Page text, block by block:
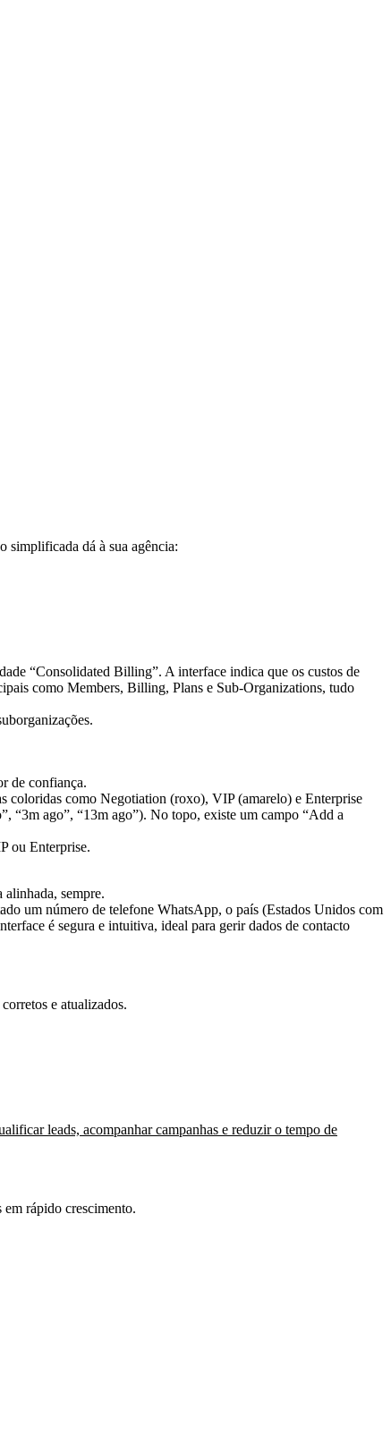
simplificada dá à sua agência:
de confiança.
ou Enterprise.
alinhada, sempre.
e atualizados.
leads, acompanhar campanhas e reduzir o tempo de
em rápido crescimento.